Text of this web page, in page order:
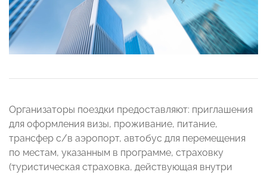
Организаторы поездки предоставляют: приглашения
для оформления визы, проживание, питание,
трансфер с/в аэропорт, автобус для перемещения
по местам, указанным в программе, страховку
(туристическая страховка, действующая внутри